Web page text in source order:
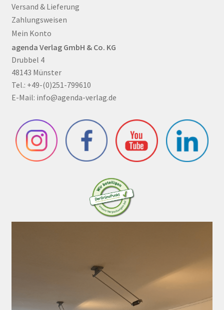
Versand & Lieferung
Zahlungsweisen
Mein Konto
agenda Verlag GmbH & Co. KG
Drubbel 4
48143 Münster
Tel.: +49-(0)251-799610
E-Mail: info@agenda-verlag.de